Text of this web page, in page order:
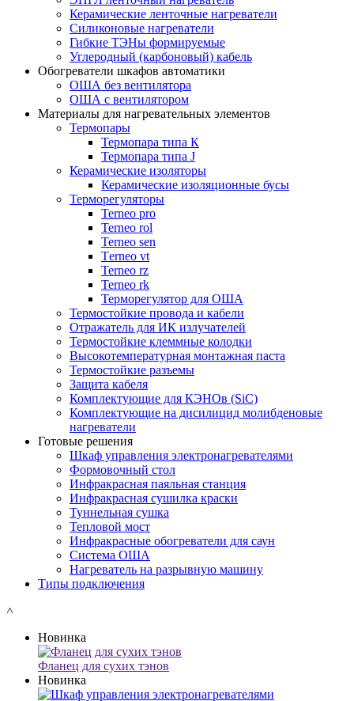
Керамические ленточные нагреватели
Силиконовые нагреватели
Гибкие ТЭНы формируемые
Углеродный (карбоновый) кабель
Обогреватели шкафов автоматики
ОША без вентилятора
ОША с вентилятором
Материалы для нагревательных элементов
Термопары
Термопара типа К
Термопара типа J
Керамические изоляторы
Керамические изоляционные бусы
Терморегуляторы
Terneo pro
Terneo rol
Terneo sen
Тerneo vt
Terneo rz
Terneo rk
Терморегулятор для ОША
Термостойкие провода и кабели
Отражатель для ИК излучателей
Термостойкие клеммные колодки
Высокотемпературная монтажная паста
Термостойкие разъемы
Защита кабеля
Комплектующие для КЭНОв (SiC)
Комплектующие на дисилицид молибденовые
нагреватели
Готовые решения
Шкаф управления электронагревателями
Формовочный стол
Инфракрасная паяльная станция
Инфракрасная сушилка краски
Туннельная сушка
Тепловой мост
Инфракрасные обогреватели для саун
Система ОША
Нагреватель на разрывную машину
Типы подключения
˄
Новинка
Фланец для сухих тэнов
Новинка